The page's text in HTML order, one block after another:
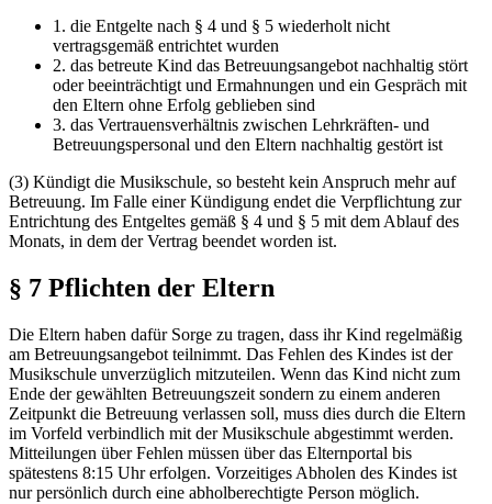
1. die Entgelte nach § 4 und § 5 wiederholt nicht
vertragsgemäß entrichtet wurden
2. das betreute Kind das Betreuungsangebot nachhaltig stört
oder beeinträchtigt und Ermahnungen und ein Gespräch mit
den Eltern ohne Erfolg geblieben sind
3. das Vertrauensverhältnis zwischen Lehrkräften- und
Betreuungspersonal und den Eltern nachhaltig gestört ist
(3) Kündigt die Musikschule, so besteht kein Anspruch mehr auf
Betreuung. Im Falle einer Kündigung endet die Verpflichtung zur
Entrichtung des Entgeltes gemäß § 4 und § 5 mit dem Ablauf des
Monats, in dem der Vertrag beendet worden ist.
§ 7 Pflichten der Eltern
Die Eltern haben dafür Sorge zu tragen, dass ihr Kind regelmäßig
am Betreuungsangebot teilnimmt. Das Fehlen des Kindes ist der
Musikschule unverzüglich mitzuteilen. Wenn das Kind nicht zum
Ende der gewählten Betreuungszeit sondern zu einem anderen
Zeitpunkt die Betreuung verlassen soll, muss dies durch die Eltern
im Vorfeld verbindlich mit der Musikschule abgestimmt werden.
Mitteilungen über Fehlen müssen über das Elternportal bis
spätestens 8:15 Uhr erfolgen. Vorzeitiges Abholen des Kindes ist
nur persönlich durch eine abholberechtigte Person möglich.